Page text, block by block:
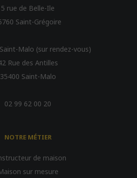
5 rue de Belle-Ile
Saint-Grégoire
Malo (sur rendez-vous)
Rue des Antilles
35400 Saint-Malo
02 99 62 00 20
NOTRE MÉTIER
de maison
sur mesure